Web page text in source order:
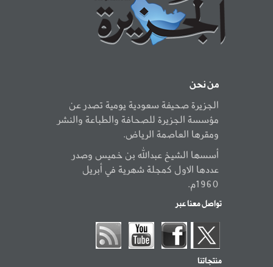
من نحن
الجزيرة صحيفة سعودية يومية تصدر عن
مؤسسة الجزيرة للصحافة والطباعة والنشر
ومقرها العاصمة الرياض.
أسسها الشيخ عبدالله بن خميس وصدر
عددها الاول كمجلة شهرية في أبريل
1960م.
تواصل معنا عبر
منتجاتنا